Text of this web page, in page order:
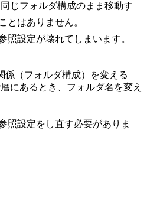
じフォルダ構成のまま移動す
とはありません。
照設定が壊れてしまいます。
係（フォルダ構成）を変える
にあるとき、フォルダ名を変え
照設定をし直す必要がありま